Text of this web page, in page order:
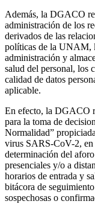
Además, la DGACO
administración de los
derivados de las
políticas de la UNAM,
administración y
salud del personal, los
calidad de datos
aplicable.
En efecto, la DGACO
para la toma de
Normalidad”
virus SARS-CoV-2, en
determinación del
presenciales y/o a
horarios de entrada y
bitácora de
sospechosas o